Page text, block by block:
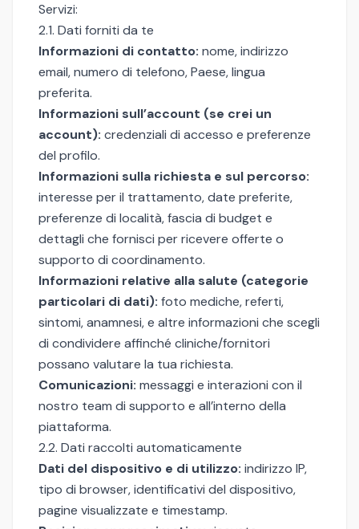
Servizi:
2.1. Dati forniti da te
Informazioni di contatto: nome, indirizzo
email, numero di telefono, Paese, lingua
preferita.
Informazioni sull’account (se crei un
account): credenziali di accesso e preferenze
del profilo.
Informazioni sulla richiesta e sul percorso:
interesse per il trattamento, date preferite,
preferenze di località, fascia di budget e
dettagli che fornisci per ricevere offerte o
supporto di coordinamento.
Informazioni relative alla salute (categorie
particolari di dati): foto mediche, referti,
sintomi, anamnesi, e altre informazioni che scegli
di condividere affinché cliniche/fornitori
possano valutare la tua richiesta.
Comunicazioni: messaggi e interazioni con il
nostro team di supporto e all’interno della
piattaforma.
2.2. Dati raccolti automaticamente
Dati del dispositivo e di utilizzo: indirizzo IP,
tipo di browser, identificativi del dispositivo,
pagine visualizzate e timestamp.